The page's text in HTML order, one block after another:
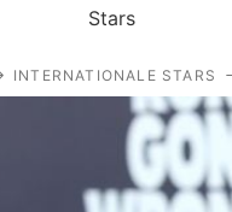
Stars
INTERNATIONALE STARS